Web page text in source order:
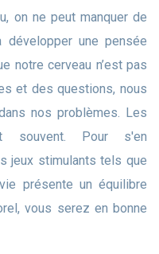
une pensée
notre cerveau n’est pas
et des questions, nous
nos problèmes. Les
souvent. Pour s'en
jeux stimulants tels que
présente un équilibre
vous serez en bonne